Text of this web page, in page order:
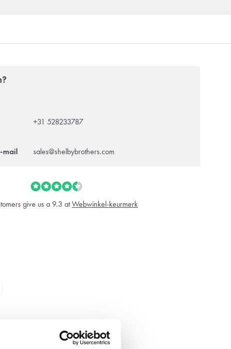
+31 528233787
mail sales@shelbybrothers.com
give us a 9.3 atWebwinkel-keurmerk